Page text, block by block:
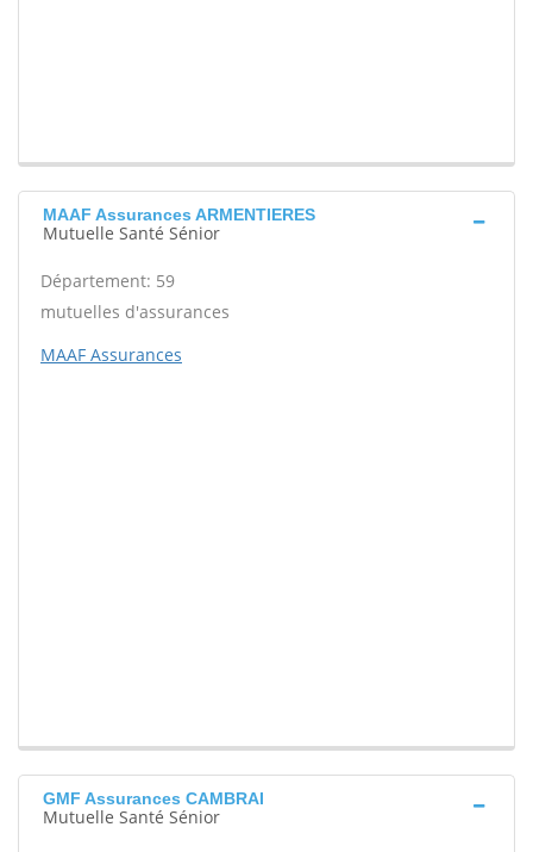
MAAF Assurances ARMENTIERES
Mutuelle Santé Sénior
Département: 59
mutuelles d'assurances
MAAF Assurances
GMF Assurances CAMBRAI
Mutuelle Santé Sénior